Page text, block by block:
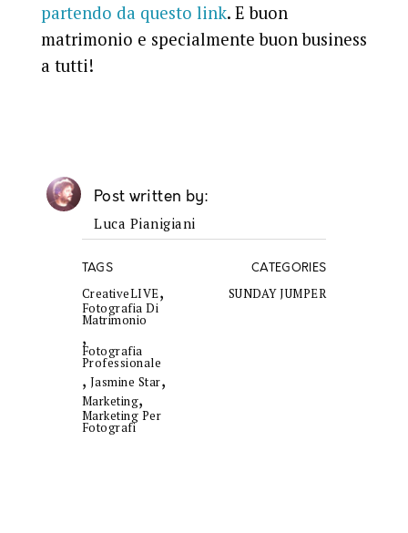
partendo da questo link. E buon
matrimonio e specialmente buon business
a tutti!
Post written by
Luca Pianigiani
TAGS
CreativeLIVE,
Fotografia Di
Matrimonio
,
Fotografia
Professionale
, Jasmine Star,
Marketing,
Marketing Per
Fotografi
CATEGORIES
SUNDAY JUMPER